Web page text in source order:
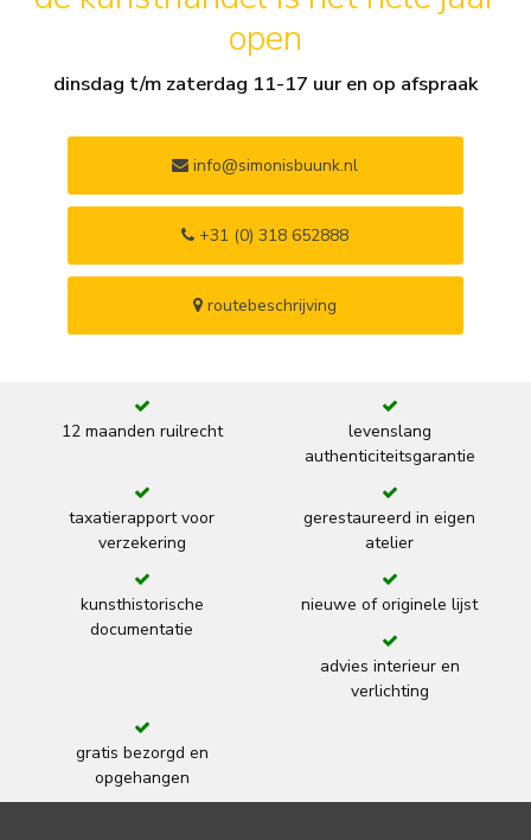
open
dinsdag t/m zaterdag 11-17 uur en op afspraak
info@simonisbuunk.nl
+31 (0) 318 652888
routebeschrijving
12 maanden ruilrecht
levenslang
authenticiteitsgarantie
taxatierapport voor
verzekering
gerestaureerd in eigen
atelier
kunsthistorische
documentatie
nieuwe of originele lijst
advies interieur en
verlichting
gratis bezorgd en
opgehangen